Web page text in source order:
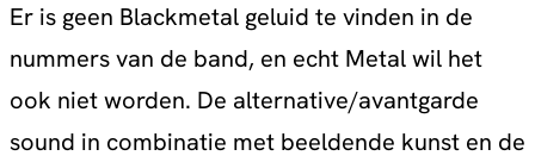
Er is geen Blackmetal geluid te vinden in de
nummers van de band, en echt Metal wil het
ook niet worden. De alternative/avantgarde
sound in combinatie met beeldende kunst en de